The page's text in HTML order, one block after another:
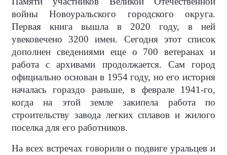
войны Новоуральского городского округа.
Первая книга вышла в 2020 году, в ней
увековечено 3200 имен. Сегодня этот список
дополнен сведениями еще о 700 ветеранах и
работа с архивами продолжается. Сам город
официально основан в 1954 году, но его история
началась гораздо раньше, в феврале 1941-го,
когда на этой земле закипела работа по
строительству завода легких сплавов и жилого
поселка для его работников.
На всех встречах говорили о подвиге уральцев и